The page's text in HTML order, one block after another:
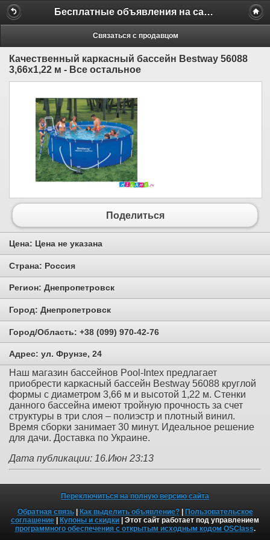
Бесплатные объявления на сайте MILAMO.ru
Связаться с продавцом
Качественный каркасный бассейн Bestway 56088
3,66х1,22 м - Все остальное
Поделиться
Цена: Цена не указана
Страна: Россия
Регион: Днепропетровск
Город: Днепропетровск
Город/Область: +38 (099) 970-42-76
Адрес: ул. Фрунзе, 24
Наш магазин бассейнов Pool-Intex предлагает
приобрести каркасный бассейн Bestway 56088 круглой
формы с диаметром 3,66 м и высотой 1,22 м. Стенки
данного бассейна имеют тройную прочность за счет
структуры в три слоя – полиэстр и плотный винил.
Время сборки занимает 30 минут. Идеальное решение
для дачи. Доставка по Украине.
Дата публикации: 16.Июн 23:13
Переключиться на полную версию сайта
Обратная связь| Как выделить объявление?| Пользовательское
соглашение | Купоны и скидки | Этот сайт работает под управлением
программного обеспечения с открытым исходным кодом OSClass.